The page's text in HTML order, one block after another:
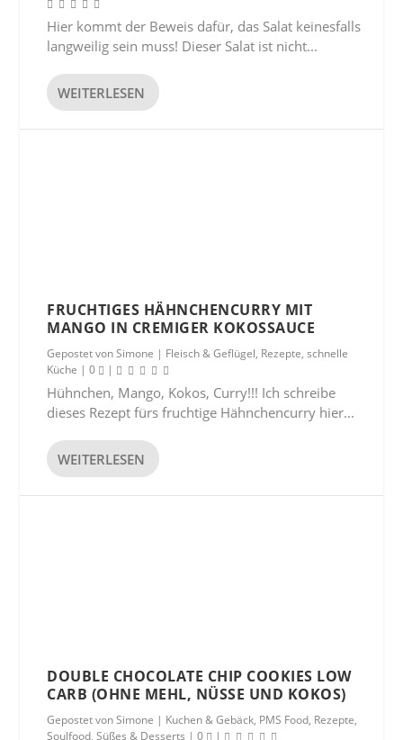
Hier kommt der Beweis dafür, das Salat keinesfalls
langweilig sein muss! Dieser Salat ist nicht...
WEITERLESEN
FRUCHTIGES HÄHNCHENCURRY MIT
MANGO IN CREMIGER KOKOSSAUCE
Gepostet vonSimone | Fleisch & Geflügel, Rezepte,schnelle
Küche |0 |
Hühnchen, Mango, Kokos, Curry!!! Ich schreibe
dieses Rezept fürs fruchtige Hähnchencurry hier...
WEITERLESEN
DOUBLE CHOCOLATE CHIP COOKIES LOW
CARB (OHNE MEHL, NÜSSE UND KOKOS)
Gepostet vonSimone | Kuchen & Gebäck, PMS Food, Rezepte,
Soulfood,Süßes & Desserts |0 |